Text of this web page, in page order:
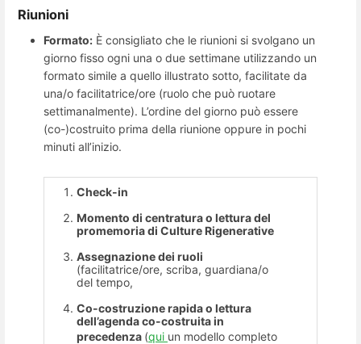
Riunioni
Formato: È consigliato che le riunioni si svolgano un
giorno fisso ogni una o due settimane utilizzando un
formato simile a quello illustrato sotto, facilitate da
una/o facilitatrice/ore (ruolo che può ruotare
settimanalmente). L’ordine del giorno può essere
(co-)costruito prima della riunione oppure in pochi
minuti all’inizio.
Check-in
Momento di centratura o lettura del
promemoria di Culture Rigenerative
Assegnazione dei ruoli
(facilitatrice/ore, scriba, guardiana/o
del tempo,
Co-costruzione rapida o lettura
dell’agenda co-costruita in
precedenza (qui un modello completo